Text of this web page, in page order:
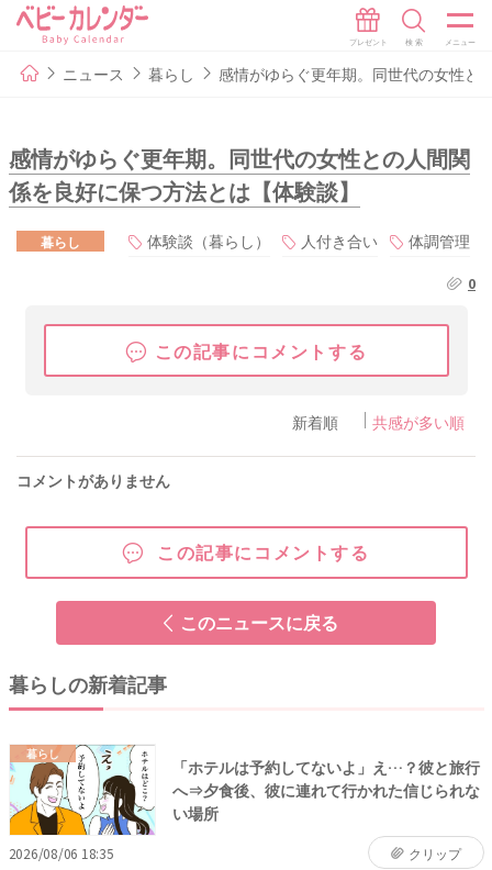
ニュース 暮らし 感情がゆらぐ更年期。同世代の女性と
感情がゆらぐ更年期。同世代の女性との人間関
係を良好に保つ方法とは【体験談】
暮らし 体験談（暮らし） 人付き合い 体調管理
0
この記事にコメントする
新着順 共感が多い順
コメントがありません
この記事にコメントする
このニュースに戻る
暮らしの新着記事
暮らし
「ホテルは予約してないよ」え…？彼と旅行
へ⇒夕食後、彼に連れて行かれた信じられな
い場所
2026/08/06 18:35 クリップ